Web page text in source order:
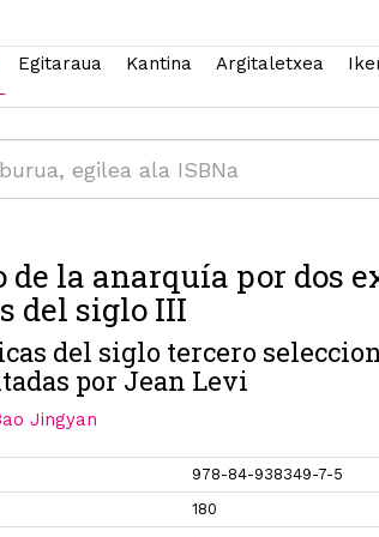
Egitaraua Kantina Argitaletxea
de la anarquía por dos
del siglo III
del siglo tercero
por Jean Levi
Jingyan
978-84-938349-7-5
180